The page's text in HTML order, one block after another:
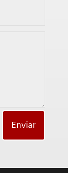
Enviar